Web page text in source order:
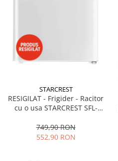
STARCREST
RESIGILAT - Frigider - Racitor
cu o usa STARCREST SFL-
92L, Iluminare interioara,H 83
cm, Alb
749,90 RON
552,90 RON